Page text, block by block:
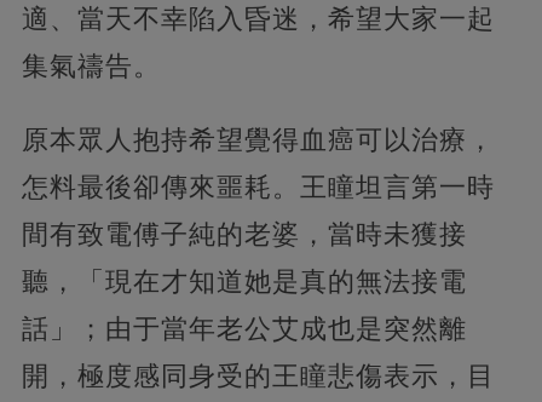
適、當天不幸陷入昏迷，希望大家一起
集氣禱告。
原本眾人抱持希望覺得血癌可以治療，
怎料最後卻傳來噩耗。王瞳坦言第一時
間有致電傅子純的老婆，當時未獲接
聽，「現在才知道她是真的無法接電
話」；由于當年老公艾成也是突然離
開，極度感同身受的王瞳悲傷表示，目